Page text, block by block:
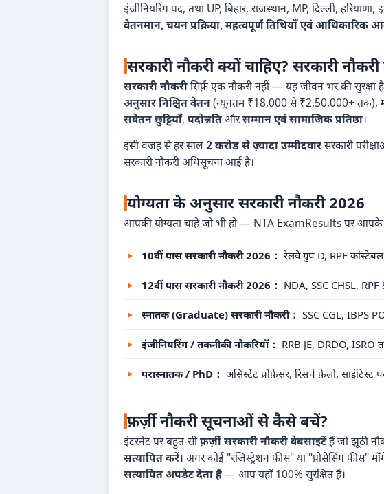
इंजीनियरिंग पद, तथा UP, बिहार, राजस्थान, MP, दिल्ली,
वेतनमान, चयन प्रक्रिया, महत्वपूर्ण तिथियाँ एवं आधिकारिक
सरकारी नौकरी क्यों चाहिए? सरकारी
सरकारी नौकरीसिर्फ़ एक नौकरी नहीं — यह जीवन भर की सुरक्षा
अनुसार निश्चित वेतन(न्यूनतम ₹18,000 से ₹2,50,000+ तक),
सवेतन छुट्टियाँ, पदोन्नतिऔरसम्मान एवं सामाजिक प्रतिष्ठा।
इसी वजह से हर साल2 करोड़ से ज़्यादा उम्मीदवारसरकारी
सरकारी नौकरी अधिसूचना आई है।
योग्यता के अनुसार सरकारी नौकरी 2026
आपकी योग्यता चाहे जो भी हो — NTA ExamResults पर आपके
10वीं पास सरकारी नौकरी 2026： रेलवे ग्रुप D, RPF
12वीं पास सरकारी नौकरी 2026： NDA, SSC CHSL, RPF
स्नातक (Graduate) सरकारी नौकरी： SSC CGL, IBPS
इंजीनियरिंग / तकनीकी नौकरियाँ： RRB JE, DRDO, ISRO
परास्नातक / PhD： असिस्टेंट प्रोफ़ेसर, रिसर्च फ़ेलो, साइंटिस्ट
फ़र्ज़ी नौकरी सूचनाओं से कैसे बचें?
इंटरनेट पर बहुत-सीफ़र्ज़ी सरकारी नौकरी वेबसाइटेंहैं जो झूठी
सत्यापित करें। अगर कोई "रजिस्ट्रेशन फ़ीस" या "प्रोसेसिंग फ़ीस"
सत्यापित अपडेट देता है— आप यहाँ 100% सुरक्षित हैं।